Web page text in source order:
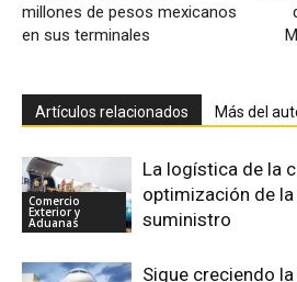
millones de pesos mexicanos
en sus terminales
Artículos relacionados Más del
Comercio
Exterior y
Aduanas
La logística de la
optimización de
suministro
Sigue creciendo